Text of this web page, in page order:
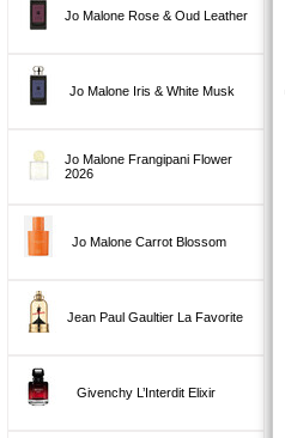
Jo Malone Rose & Oud Leather
Jo Malone Iris & White Musk
Jo Malone Frangipani Flower
2026
Jo Malone Carrot Blossom
Jean Paul Gaultier La Favorite
Givenchy L’Interdit Elixir